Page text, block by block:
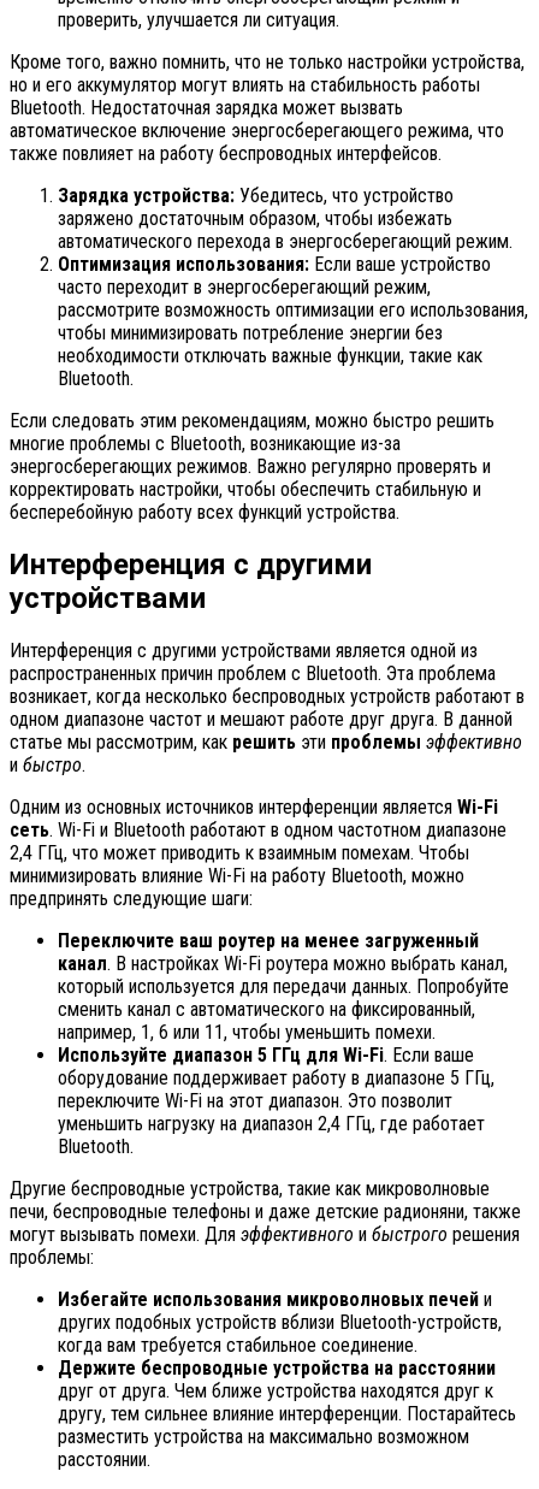
проверить, улучшается ли ситуация.
Кроме того, важно помнить, что не только настройки устройства,
но и его аккумулятор могут влиять на стабильность работы
Bluetooth. Недостаточная зарядка может вызвать
автоматическое включение энергосберегающего режима, что
также повлияет на работу беспроводных интерфейсов.
Зарядка устройства: Убедитесь, что устройство
заряжено достаточным образом, чтобы избежать
автоматического перехода в энергосберегающий режим.
Оптимизация использования: Если ваше устройство
часто переходит в энергосберегающий режим,
рассмотрите возможность оптимизации его использования,
чтобы минимизировать потребление энергии без
необходимости отключать важные функции, такие как
Bluetooth.
Если следовать этим рекомендациям, можно быстро решить
многие проблемы с Bluetooth, возникающие из-за
энергосберегающих режимов. Важно регулярно проверять и
корректировать настройки, чтобы обеспечить стабильную и
бесперебойную работу всех функций устройства.
Интерференция с другими
устройствами
Интерференция с другими устройствами является одной из
распространенных причин проблем с Bluetooth. Эта проблема
возникает, когда несколько беспроводных устройств работают в
одном диапазоне частот и мешают работе друг друга. В данной
статье мы рассмотрим, как решить эти проблемы эффективно
и быстро.
Одним из основных источников интерференции является Wi-Fi
сеть. Wi-Fi и Bluetooth работают в одном частотном диапазоне
2,4 ГГц, что может приводить к взаимным помехам. Чтобы
минимизировать влияние Wi-Fi на работу Bluetooth, можно
предпринять следующие шаги:
Переключите ваш роутер на менее загруженный
канал. В настройках Wi-Fi роутера можно выбрать канал,
который используется для передачи данных. Попробуйте
сменить канал с автоматического на фиксированный,
например, 1, 6 или 11, чтобы уменьшить помехи.
Используйте диапазон 5 ГГц для Wi-Fi. Если ваше
оборудование поддерживает работу в диапазоне 5 ГГц,
переключите Wi-Fi на этот диапазон. Это позволит
уменьшить нагрузку на диапазон 2,4 ГГц, где работает
Bluetooth.
Другие беспроводные устройства, такие как микроволновые
печи, беспроводные телефоны и даже детские радионяни, также
могут вызывать помехи. Для эффективного и быстрого решения
проблемы:
Избегайте использования микроволновых печей и
других подобных устройств вблизи Bluetooth-устройств,
когда вам требуется стабильное соединение.
Держите беспроводные устройства на расстоянии
друг от друга. Чем ближе устройства находятся друг к
другу, тем сильнее влияние интерференции. Постарайтесь
разместить устройства на максимально возможном
расстоянии.